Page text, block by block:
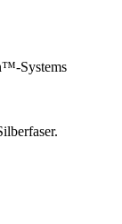
Systems